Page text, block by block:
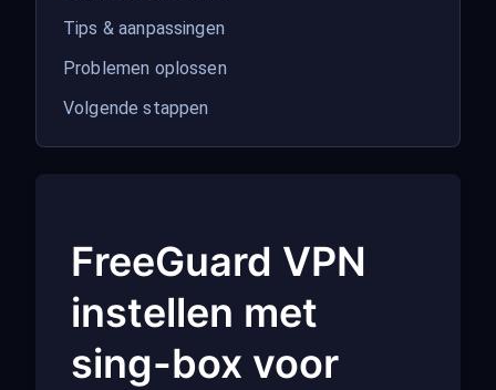
Tips & aanpassingen
Problemen oplossen
Volgende stappen
FreeGuard VPN
instellen met
sing-box voor